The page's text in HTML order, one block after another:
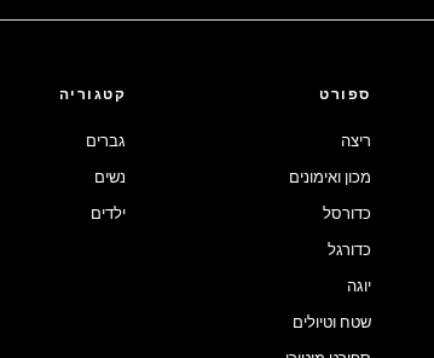
ספורט
ריצה
מכון ואימונים
כדורסל
כדורגל
יוגה
שטח וטיולים
קטגוריה
גברים
נשים
ילדים